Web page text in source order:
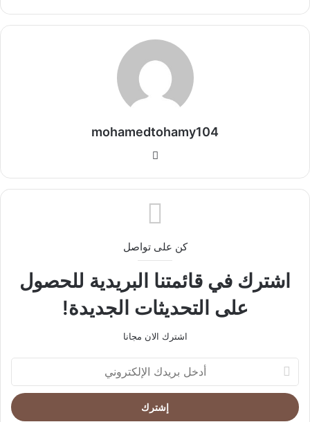
mohamedtohamy104
كن على تواصل
اشترك في قائمتنا البريدية للحصول
على التحديثات الجديدة!
اشترك الان مجانا
بريدك
الإلكتروني